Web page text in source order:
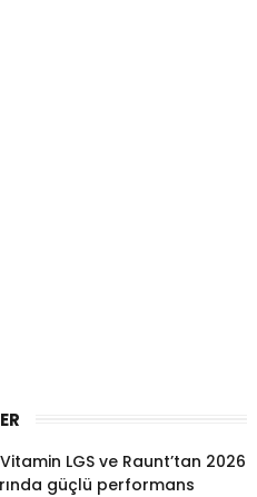
LGS ve Raunt’tan 2026
güçlü performans